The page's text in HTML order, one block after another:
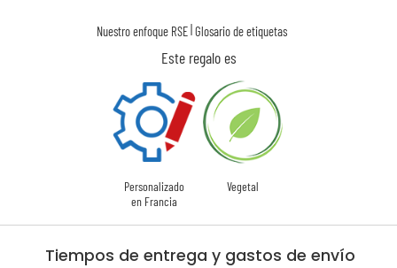
Nuestro enfoque RSE|Glosario de etiquetas
Este regalo es
Personalizado
en Francia
Vegetal
Tiempos de entrega y gastos de envío